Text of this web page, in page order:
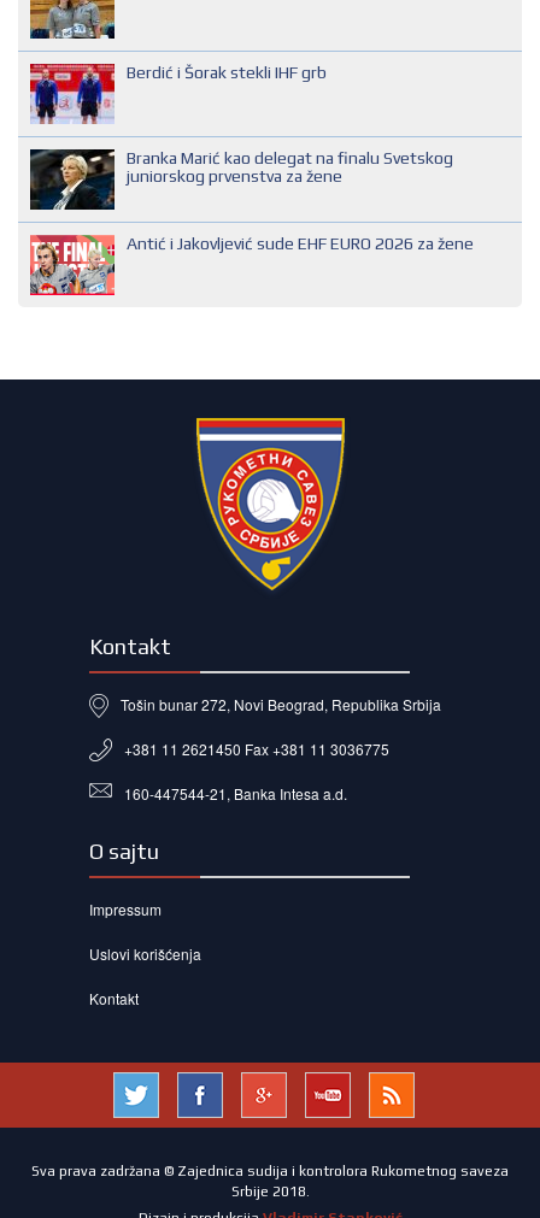
NACIONALNI SUDIJA
REGIONALNI SUDIJA
SUDIJA DRUGE KATEGORIJE
SUDIJA OMLADINAC
SUDIJA PRVE KATEGORIJE
Berdić i Šorak stekli IHF grb
Branka Marić kao delegat na finalu Svetskog
juniorskog prvenstva za žene
Antić i Jakovljević sude EHF EURO 2026 za žene
Kontakt
Tošin bunar 272, Novi Beograd, Republika Srbija
+381 11 2621450 Fax +381 11 3036775
160-447544-21, Banka Intesa a.d.
O sajtu
Impressum
Uslovi korišćenja
Kontakt
Sva prava zadržana © Zajednica sudija i kontrolora Rukometnog saveza
Srbije 2018.